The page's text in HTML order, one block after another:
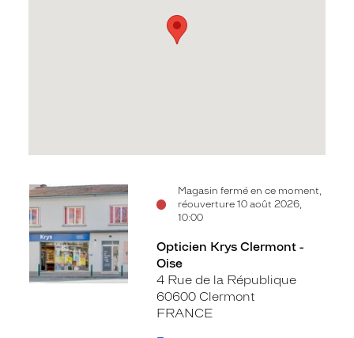
Magasin fermé en ce moment,
réouverture 10 août 2026,
10:00
Voir
la
fiche
Opticien Krys Clermont -
Oise
4 Rue de la République
60600 Clermont
FRANCE